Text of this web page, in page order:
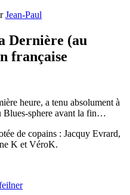
Jean-Paul
Dernière (au
française
heure, a tenu absolument à
Blues-sphere avant la fin…
de copains : Jacquy Evrard,
K et VéroK.